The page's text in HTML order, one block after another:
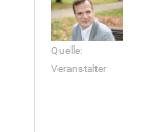
Quelle:
Veranstalter